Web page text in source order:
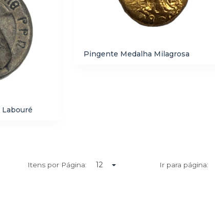
Pingente Medalha Milagrosa
Labouré
Itens por Página: Ir para página: